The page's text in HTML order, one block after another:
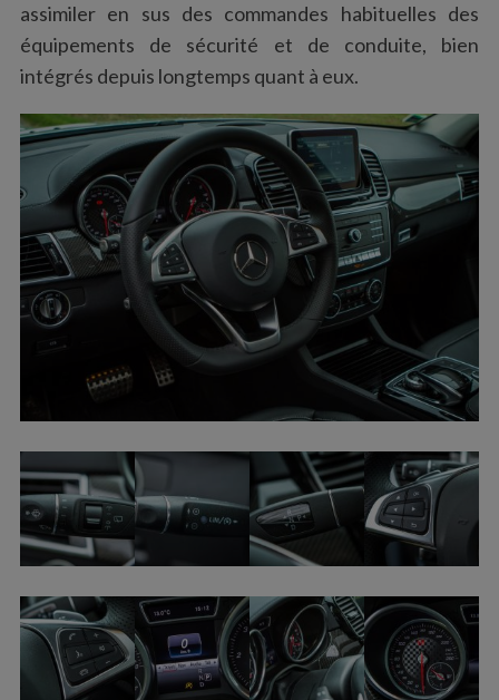
assimiler en sus des commandes habituelles des
équipements de sécurité et de conduite, bien
intégrés depuis longtemps quant à eux.